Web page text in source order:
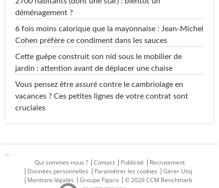
déménagement ?
6 fois moins calorique que la mayonnaise : Jean-Michel
Cohen préfère ce condiment dans les sauces
Cette guêpe construit son nid sous le mobilier de
jardin : attention avant de déplacer une chaise
Vous pensez être assuré contre le cambriolage en
vacances ? Ces petites lignes de votre contrat sont
cruciales
...
Qui sommes-nous ?
Contact Publicité
Recrutement
Données personnelles
Paramétrer les cookies
Gérer Utiq
Mentions légales
Groupe Figaro © 2026 CCM Benchmark